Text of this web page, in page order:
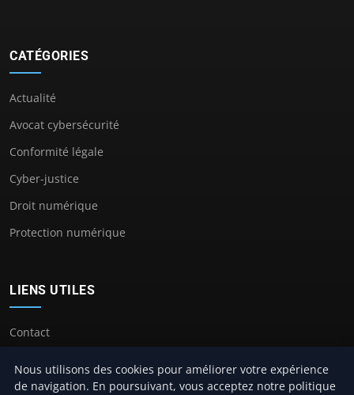
CATÉGORIES
Actualité
Avocat cybersécurité
Conformité légale
Cyber-justice
Droit numérique
Protection numérique
LIENS UTILES
Contact
Nous utilisons des cookies pour améliorer votre expérience
de navigation. En poursuivant, vous acceptez notre politique